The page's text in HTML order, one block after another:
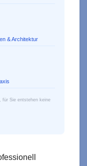
& Architektur
für Sie entstehen keine